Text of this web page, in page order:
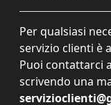
Per qualsiasi
servizio clienti è
Puoi contattarci
scrivendo una